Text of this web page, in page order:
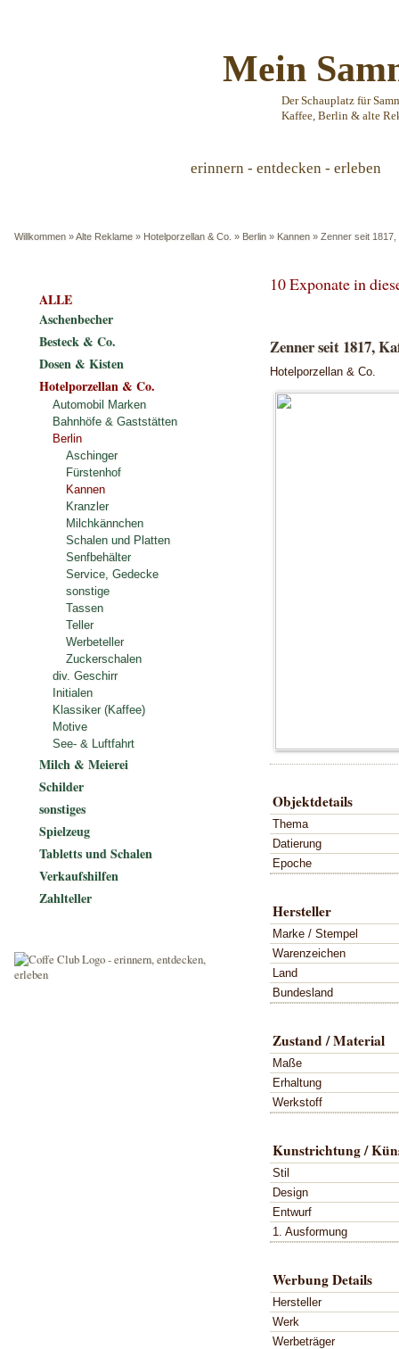
Mein
Der Schauplatz für
Kaffee, Berlin & alte
erinnern - entdecken - erleben
Willkommen »Alte Reklame » Hotelporzellan & Co. » Berlin » Kannen » Zenner seit 1817,
10 Exponate in
Zenner seit 1817,
Hotelporzellan & Co.
Objektdetails
Thema
Datierung
Epoche
Hersteller
Marke / Stempel
Warenzeichen
Land
Bundesland
Zustand / Material
Maße
Erhaltung
Werkstoff
Kunstrichtung /
Stil
Design
Entwurf
1. Ausformung
Werbung Details
Hersteller
Werk
Werbeträger
ALLE
Aschenbecher
Besteck & Co.
Dosen & Kisten
Hotelporzellan & Co.
Automobil Marken
Bahnhöfe & Gaststätten
Berlin
Aschinger
Fürstenhof
Kannen
Kranzler
Milchkännchen
Schalen und Platten
Senfbehälter
Service, Gedecke
sonstige
Tassen
Teller
Werbeteller
Zuckerschalen
div. Geschirr
Initialen
Klassiker (Kaffee)
Motive
See- & Luftfahrt
Milch & Meierei
Schilder
sonstiges
Spielzeug
Tabletts und Schalen
Verkaufshilfen
Zahlteller